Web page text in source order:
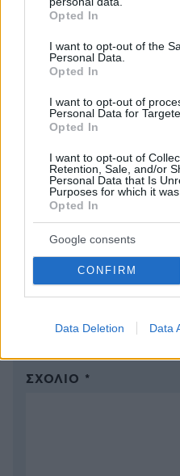
grant or deny consent to
use your data for below
consent section.
Opted In
I want to opt-out of the
Personal Data.
Opted In
I want to opt-out of
Personal Data for
Opted In
I want to opt-out of
Retention, Sale, and/or
Personal Data that Is
Purposes for which it was
Opted In
Google consents
CONFIRM
Data Deletion Data
Επαγγελματική Εκπαίδευση
ΣΧΟΛΙΑ
ΠΡΟΣΘΗΚΗ ΣΧΟΛΙΟΥ
ΠΡΟΣΘΗΚΗ
ΌΝΟΜΑ *
EMAIL
ΣΧΌΛΙΟ *